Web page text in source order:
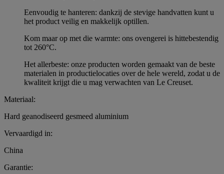
Eenvoudig te hanteren: dankzij de stevige handvatten kunt u
het product veilig en makkelijk optillen.
Kom maar op met die warmte: ons ovengerei is hittebestendig
tot 260°C.
Het allerbeste: onze producten worden gemaakt van de beste
materialen in productielocaties over de hele wereld, zodat u de
kwaliteit krijgt die u mag verwachten van Le Creuset.
Materiaal:
Hard geanodiseerd gesmeed aluminium
Vervaardigd in:
China
Garantie: